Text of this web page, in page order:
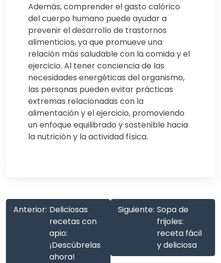
Además, comprender el gasto calórico
del cuerpo humano puede ayudar a
prevenir el desarrollo de trastornos
alimenticios, ya que promueve una
relación más saludable con la comida y el
ejercicio. Al tener conciencia de las
necesidades energéticas del organismo,
las personas pueden evitar prácticas
extremas relacionadas con la
alimentación y el ejercicio, promoviendo
un enfoque equilibrado y sostenible hacia
la nutrición y la actividad física.
Anterior: Deliciosas
recetas con
apio:
¡Descúbrelas
ahora!
Siguiente: Sopa de
frijoles:
receta fácil
y deliciosa